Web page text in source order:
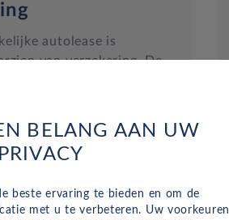
autolease is
van verzekering. De
een WA-
beschermd bent in het
ongelukken.
BELANG AAN UW
PRIVACY
beste ervaring te bieden en om de
met u te verbeteren. Uw voorkeuren